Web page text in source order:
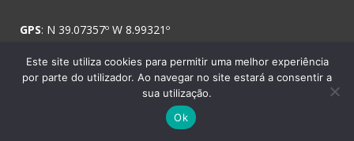
GPS: N 39.07357º W 8.99321º
Copyright © 2008 Telcabo, Telecomunicações e Electricidade, SA. -
Este site utiliza cookies para permitir uma melhor experiência
por parte do utilizador. Ao navegar no site estará a consentir a
sua utilização.
Ok